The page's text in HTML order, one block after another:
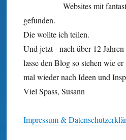
Websites mit
gefunden.
Die wollte ich teilen.
Und jetzt - nach über 12
lasse den Blog so stehen wie
mal wieder nach Ideen und
Viel Spass, Susann
Impressum &